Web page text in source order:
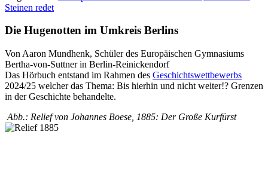
Steinen redet
Die Hugenotten im Umkreis Berlins
Von Aaron Mundhenk, Schüler des Europäischen Gymnasiums
Bertha-von-Suttner in Berlin-Reinickendorf
Das Hörbuch entstand im Rahmen des Geschichtswettbewerbs
2024/25 welcher das Thema: Bis hierhin und nicht weiter!? Grenzen
in der Geschichte behandelte.
Abb.: Relief von Johannes Boese, 1885: Der Große Kurfürst